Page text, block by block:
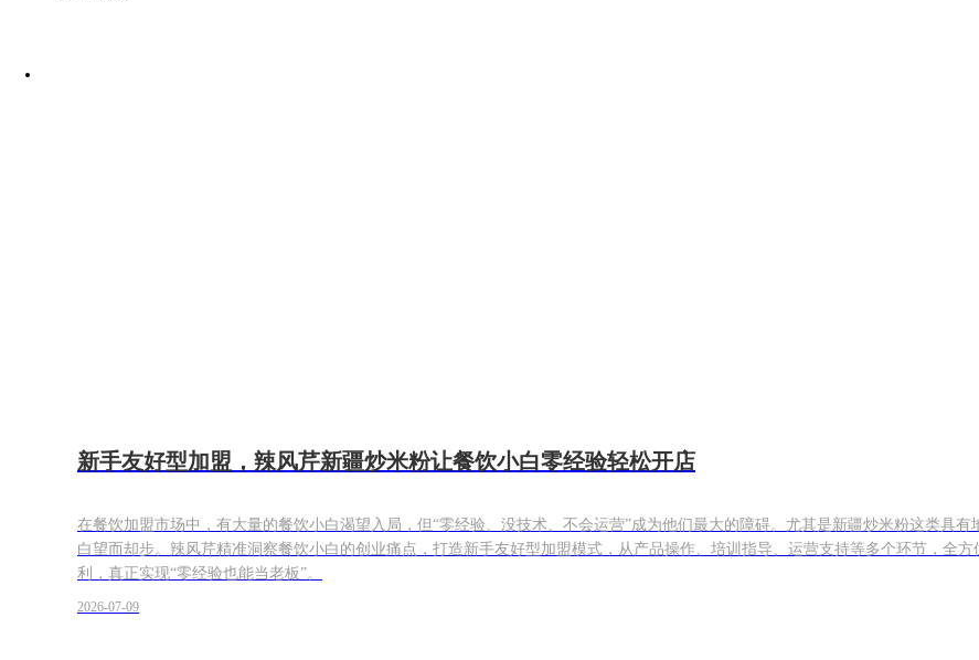
新手友好型加盟，辣风芹新疆炒米粉让餐饮小白零经验轻松开店
在餐饮加盟市场中，有大量的餐饮小白渴望入局，但“零经验、没技术、不会运营”成为他们最大的障碍。尤其是新疆炒米粉这类具
白望而却步。辣风芹精准洞察餐饮小白的创业痛点，打造新手友好型加盟模式，从产品操作、培训指导、运营支持等多个环节，全
利，真正实现“零经验也能当老板”。
2026-07-09